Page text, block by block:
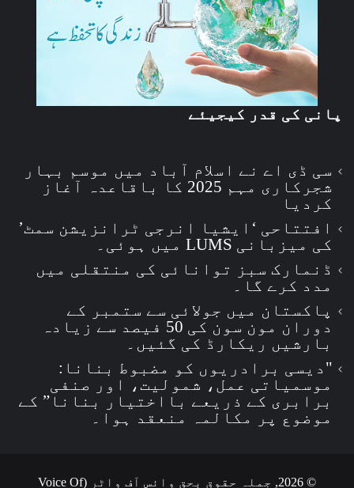
پانی کی قدر کیجیئے
سی ڈی اے نے اسلام آباد میں موسم بہار
شجرکاری مہم 2025 کا باقاعدہ آغاز
کردیا
افتتاحی ‘ایشیا انرجی ٹرانزیشن سمٹ’
کی میزبانی LUMS میں ہوئی۔
ڈنمارک سبز توانائی کی منتقلی میں
مدد کرے گا۔
پاکستان میں جولائی سے ستمبر کے
دوران مون سون کی 50 فیصد سے زیادہ
بارشیں ریکارڈ کی گئیں۔
"دیسی برادریوں کو مضبوط بنانا:
موسمیاتی عمل، شمولیت، اور صنفی
برابری کے ذریعے بااختیار بنانا” کے
موضوع پر مکالمہ منعقد ہوا۔
© 2026, جملہ حقوق بحق وائس آف واٹر (Voice Of